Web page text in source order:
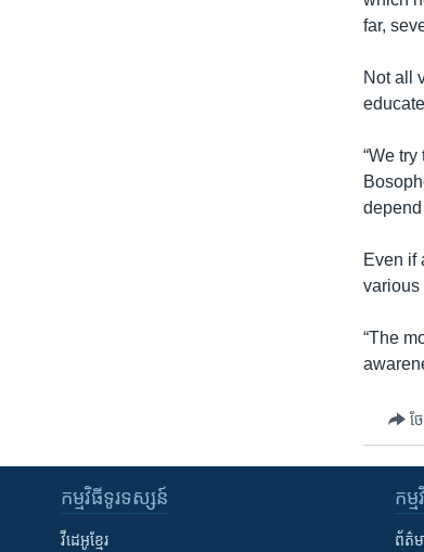
far,
Not all
“We
Even if
various
“The
ច
កម្មវិធី​ទូរទស្សន៍
វីដេអូ​ខ្មែរ
កម្ម
ព័ត៌